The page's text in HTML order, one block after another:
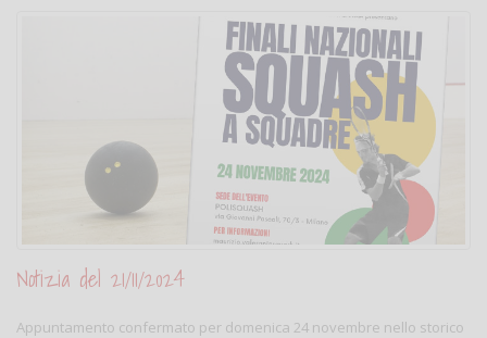
Notizia del 21/11/2024
Appuntamento confermato per domenica 24 novembre nello storico